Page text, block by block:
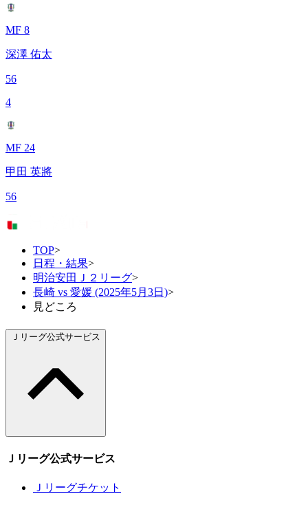
MF 8
深澤 佑太
56
4
MF 24
甲田 英將
56
TOP>
日程・結果>
明治安田Ｊ２リーグ>
長崎 vs 愛媛 (2025年5月3日)>
見どころ
Ｊリーグ公式サービス
Ｊリーグ公式サービス
Ｊリーグチケット